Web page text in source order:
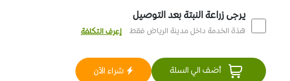
يرجى زراعة النبتة بعد التوصيل
هذة الخدمة داخل مدينة الرياض فقط إعرف التكلفة
أضف الي السلة شراء الآن